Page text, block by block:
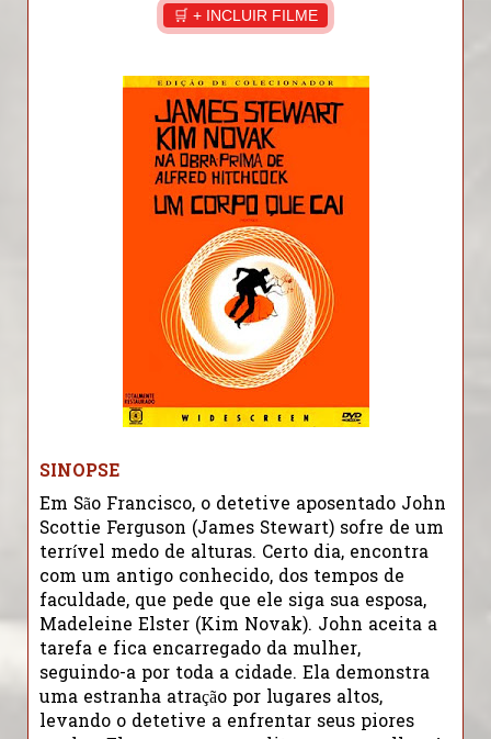
🛒 + INCLUIR FILME
SINOPSE
Em São Francisco, o detetive aposentado John
Scottie Ferguson (James Stewart) sofre de um
terrível medo de alturas. Certo dia, encontra
com um antigo conhecido, dos tempos de
faculdade, que pede que ele siga sua esposa,
Madeleine Elster (Kim Novak). John aceita a
tarefa e fica encarregado da mulher,
seguindo-a por toda a cidade. Ela demonstra
uma estranha atração por lugares altos,
levando o detetive a enfrentar seus piores